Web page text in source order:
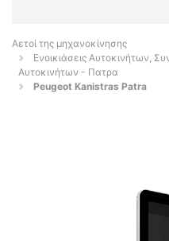
Αετοί της μηχανοκίνησης
Ενοικιάσεις Αυτοκινήτων,
Αυτοκινήτων - Πατρα
Peugeot Kanistras Patra